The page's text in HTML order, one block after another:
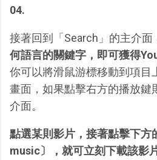
04.
接著回到「Search」的主介面
何語言的關鍵字，即可獲得
你可以將滑鼠游標移動到項目
畫面，如果點擊右方的播放鍵
介面。
點選某則影片，接著點擊下方
music〕，就可立刻下載該影